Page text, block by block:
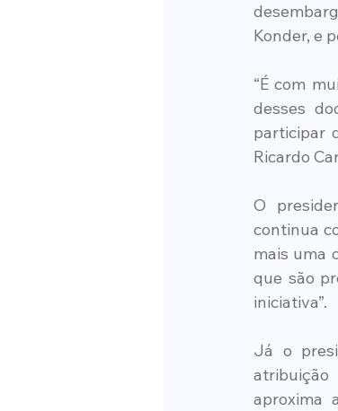
Konder, e
“É com
desses
participar
Ricardo
O
continua
mais uma
que são
iniciativa”.
Já o
aproxima